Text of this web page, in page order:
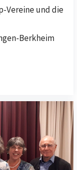
Vereine und die
Berkheim